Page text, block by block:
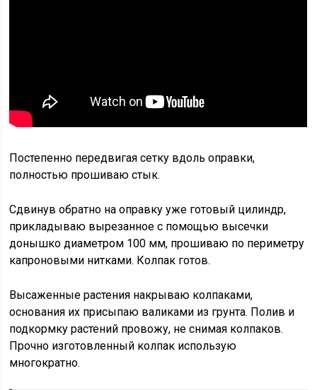
Постепенно передвигая сетку вдоль оправки,
полностью прошиваю стык.
Сдвинув обратно на оправку уже готовый цилиндр,
прикладываю вырезанное с помощью высечки
донышко диаметром 100 мм, прошиваю по периметру
капроновыми нитками. Колпак готов.
Высаженные растения накрываю колпаками,
основания их присыпаю валиками из грунта. Полив и
подкормку растений провожу, не снимая колпаков.
Прочно изготовленный колпак использую
многократно.